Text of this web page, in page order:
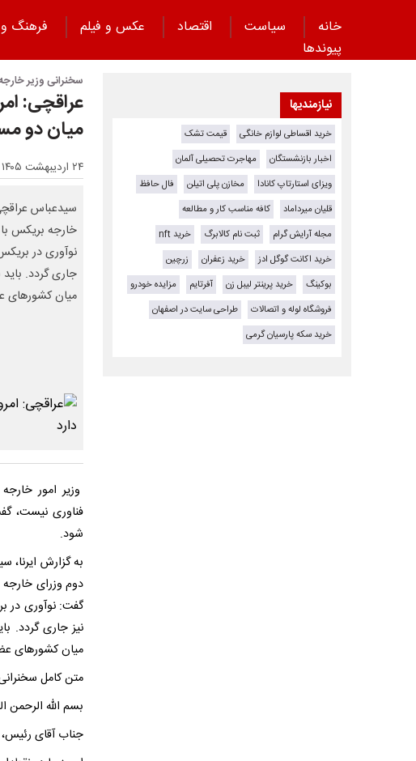
خانه سیاست اقتصاد عکس و فیلم فرهنگ
پیوند‌ها
سخنرانی وزیر
عراقچی:
میان دو
۲۴ اردیبهشت ۱۴۰۵ - ۱۷:۲۱
خارجه بریکس
نوآوری در
جاری گردد.
میان کشورهای
وزیر امور
فناوری نیست،
شود.
دوم وزرای
گفت: نوآوری در
نیز جاری گردد.
میان کشورهای
متن کامل
بسم الله الرحمن
جناب آقای
نیازمندیها
خرید اقساطی لوازم خانگی
قیمت تشک
اخبار بازنشستگان
مهاجرت تحصیلی آلمان
ویزای استارتاپ کانادا
مخازن پلی اتیلن
فال حافظ
قلیان میرداماد
کافه مناسب کار و مطالعه
مجله آرایش گرام
ثبت نام کالابرگ
خرید nft
خرید اکانت گوگل ادز
خرید زعفران
زرچین
بوکینگ
خرید پرینتر لیبل زن آفرتایم
مزایده خودرو
فروشگاه لوله و اتصالات
طراحی سایت در اصفهان
خرید سکه پارسیان گرمی